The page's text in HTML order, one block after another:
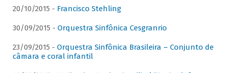
20/10/2015 - Francisco Stehling
30/09/2015 - Orquestra Sinfônica Cesgranrio
23/09/2015 - Orquestra Sinfônica Brasileira – Conjunto de
câmara e coral infantil